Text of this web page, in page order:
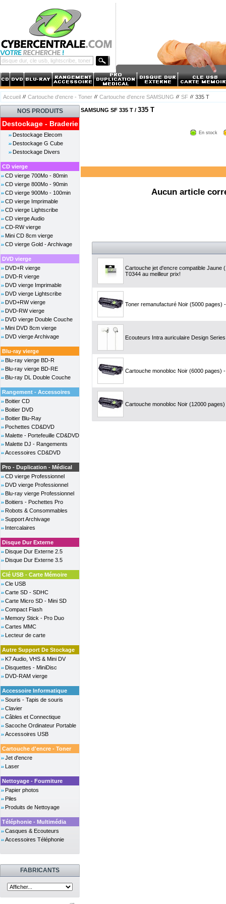
Accueil Cartouche d'encre - Toner Cartouche d'encre SAMSUNG SF 335 T
NOS PRODUITS
Destockage - Braderie
Destockage Elecom
Destockage G Cube
Destockage Divers
CD vierge
CD vierge 700Mo - 80min
CD vierge 800Mo - 90min
CD vierge 900Mo - 100min
CD vierge Imprimable
CD vierge Lightscribe
CD vierge Audio
CD-RW vierge
Mini CD 8cm vierge
CD vierge Gold - Archivage
DVD vierge
DVD+R vierge
DVD-R vierge
DVD vierge Imprimable
DVD vierge Lightscribe
DVD+RW vierge
DVD-RW vierge
DVD vierge Double Couche
Mini DVD 8cm vierge
DVD vierge Archivage
Blu-ray vierge
Blu-ray vierge BD-R
Blu-ray vierge BD-RE
Blu-ray DL Double Couche
Rangement - Accessoires
Boitier CD
Boitier DVD
Boitier Blu-Ray
Pochettes CD&DVD
Malette - Portefeuille CD&DVD
Malette DJ - Rangements
Accessoires CD&DVD
Pro - Duplication - Médical
CD vierge Professionnel
DVD vierge Professionnel
Blu-ray vierge Professionnel
Boitiers - Pochettes Pro
Robots & Consommables
Support Archivage
Intercalaires
Disque Dur Externe
Disque Dur Externe 2.5
Disque Dur Externe 3.5
Clé USB - Carte Mémoire
Cle USB
Carte SD - SDHC
Carte Micro SD - Mini SD
Compact Flash
Memory Stick - Pro Duo
Cartes MMC
Lecteur de carte
Autre Support De Stockage
K7 Audio, VHS & Mini DV
Disquettes - MiniDisc
DVD-RAM vierge
Accessoire Informatique
Souris - Tapis de souris
Clavier
Câbles et Connectique
Sacoche Ordinateur Portable
Accessoires USB
Cartouche d'encre - Toner
Jet d'encre
Laser
Nettoyage - Fourniture
Papier photos
Piles
Produits de Nettoyage
Téléphonie - Multimédia
Casques & Ecouteurs
Accessoires Téléphonie
FABRICANTS
SAMSUNG SF 335 T / 335 T
En stock
Aucun article
Cartouche jet d'encre compatible Jaune
T0344 au meilleur prix!
Toner remanufacturé Noir (5000 pages)
Ecouteurs Intra auriculaire Design
Cartouche monobloc Noir (6000 pages)
Cartouche monobloc Noir (12000